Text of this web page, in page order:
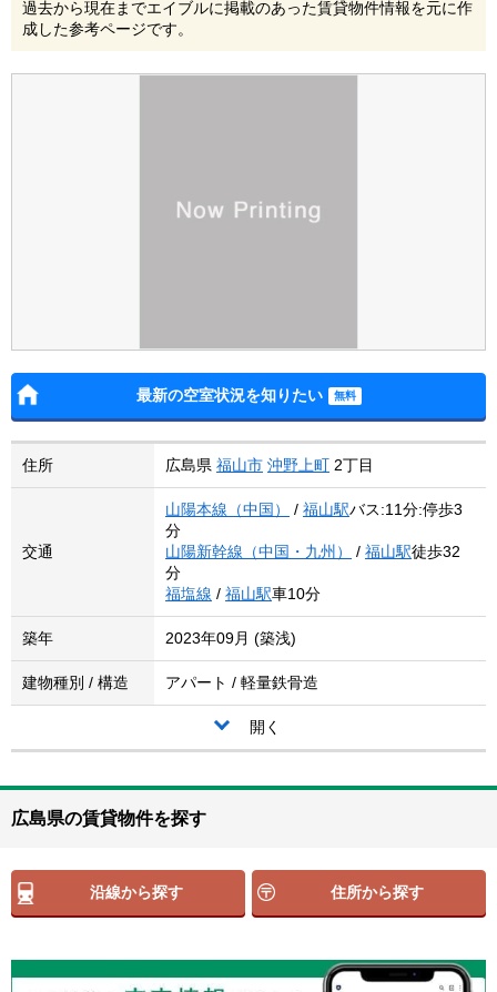
過去から現在までエイブルに掲載のあった賃貸物件情報を元に作
成した参考ページです。
最新の空室状況を知りたい
住所 広島県 福山市 沖野上町 2丁目
交通
山陽本線（中国） / 福山駅バス:11分:停歩3
分
山陽新幹線（中国・九州）
/ 福山駅徒歩32
分
福塩線 / 福山駅車10分
築年 2023年09月 (築浅)
建物種別 / 構造 アパート / 軽量鉄骨造
開く
広島県の賃貸物件を探す
沿線から探す 住所から探す